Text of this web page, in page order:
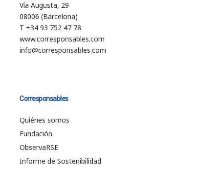
Vía Augusta, 29
08006 (Barcelona)
T +34 93 752 47 78
www.corresponsables.com
info@corresponsables.com
Corresponsables
Quiénes somos
Fundación
ObservaRSE
Informe de Sostenibilidad